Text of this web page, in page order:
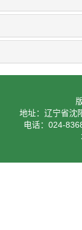
地址：辽宁省沈
电话：024-